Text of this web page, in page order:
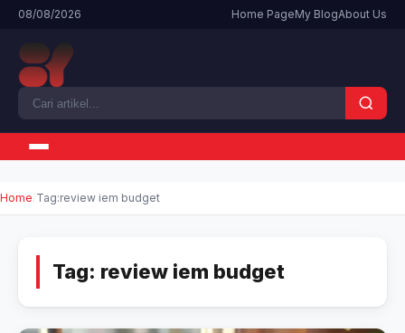
08/08/2026 Home PageMy BlogAbout Us
Home Tag:review iem budget
Tag: review iem budget